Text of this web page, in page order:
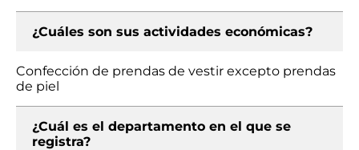
¿Cuáles son sus actividades económicas?
Confección de prendas de vestir excepto prendas
de piel
¿Cuál es el departamento en el que se
registra?